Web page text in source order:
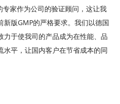
家作为公司的验证顾问，这让我
版GMP的严格要求。我们以德国
于使我司的产品成为在性能、品
水平，让国内客户在节省成本的同